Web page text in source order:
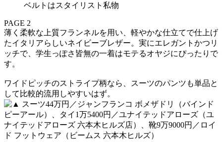
ベルトはスタイリスト私物
PAGE 2
薄く柔軟な上質フランネルを用い、軽やかな仕立てで仕上げ
たイタリアらしいネイビーブレザー。実にエレガントかつリ
ッチで、学生っぽさ皆無の一着はモテるオヤジにぴったりで
す。
ワイドピッチのストライプ柄なら、スーツのパンツも単品と
して比較的流用しやすいはず。